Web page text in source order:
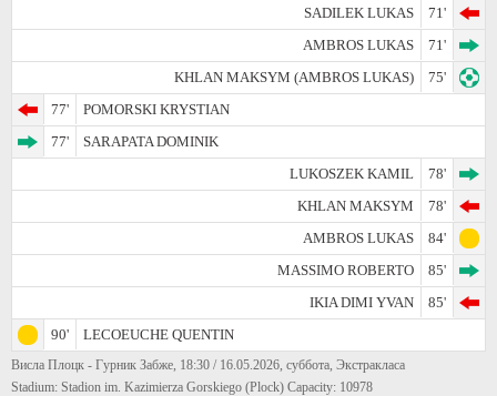
SADILEK LUKAS
71'
AMBROS LUKAS
71'
KHLAN MAKSYM (AMBROS LUKAS)
75'
77'
POMORSKI KRYSTIAN
77'
SARAPATA DOMINIK
LUKOSZEK KAMIL
78'
KHLAN MAKSYM
78'
AMBROS LUKAS
84'
MASSIMO ROBERTO
85'
IKIA DIMI YVAN
85'
90'
LECOEUCHE QUENTIN
Висла Плоцк - Гурник Забже, 18:30 / 16.05.2026, суббота, Экстракласа
Stadium: Stadion im. Kazimierza Gorskiego (Plock) Capacity: 10978